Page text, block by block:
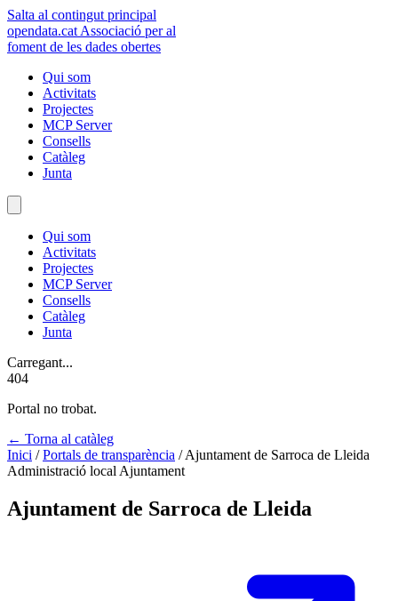
Salta al contingut principal
opendata.cat Associació per al
foment de les dades obertes
Qui som
Activitats
Projectes
MCP Server
Consells
Catàleg
Junta
Qui som
Activitats
Projectes
MCP Server
Consells
Catàleg
Junta
Carregant...
404
Portal no trobat.
← Torna al catàleg
Inici / Portals de transparència / Ajuntament de Sarroca de Lleida
Administració local Ajuntament
Ajuntament de Sarroca de Lleida